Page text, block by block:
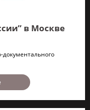
в Москве
документального